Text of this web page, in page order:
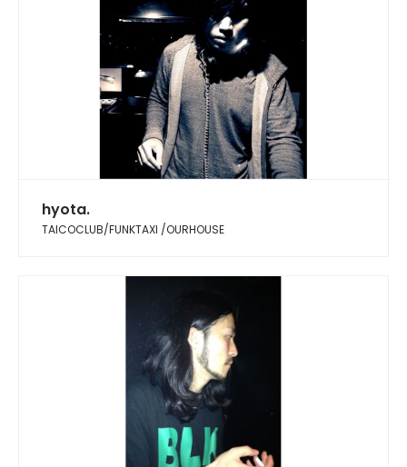
hyota.
TAICOCLUB/FUNKTAXI /OURHOUSE